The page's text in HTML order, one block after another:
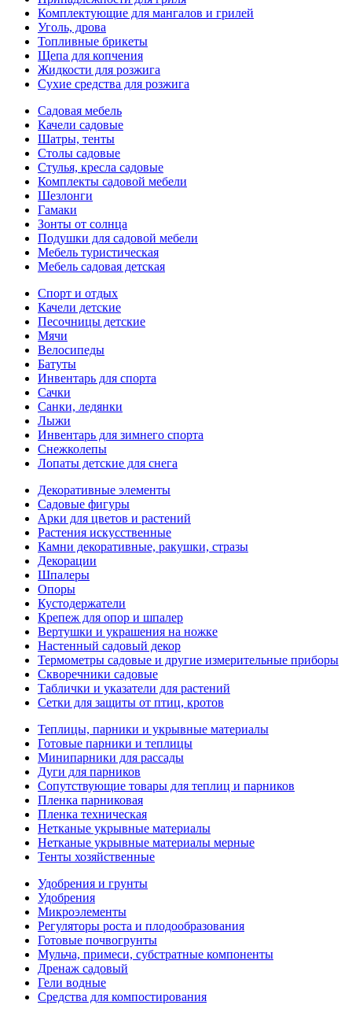
Комплектующие для мангалов и грилей
Уголь, дрова
Топливные брикеты
Щепа для копчения
Жидкости для розжига
Сухие средства для розжига
Садовая мебель
Качели садовые
Шатры, тенты
Столы садовые
Стулья, кресла садовые
Комплекты садовой мебели
Шезлонги
Гамаки
Зонты от солнца
Подушки для садовой мебели
Мебель туристическая
Мебель садовая детская
Спорт и отдых
Качели детские
Песочницы детские
Мячи
Велосипеды
Батуты
Инвентарь для спорта
Сачки
Санки, ледянки
Лыжи
Инвентарь для зимнего спорта
Снежколепы
Лопаты детские для снега
Декоративные элементы
Садовые фигуры
Арки для цветов и растений
Растения искусственные
Камни декоративные, ракушки, стразы
Декорации
Шпалеры
Опоры
Кустодержатели
Крепеж для опор и шпалер
Вертушки и украшения на ножке
Настенный садовый декор
Термометры садовые и другие измерительные приборы
Скворечники садовые
Таблички и указатели для растений
Сетки для защиты от птиц, кротов
Теплицы, парники и укрывные материалы
Готовые парники и теплицы
Минипарники для рассады
Дуги для парников
Сопутствующие товары для теплиц и парников
Пленка парниковая
Пленка техническая
Нетканые укрывные материалы
Нетканые укрывные материалы мерные
Тенты хозяйственные
Удобрения и грунты
Удобрения
Микроэлементы
Регуляторы роста и плодообразования
Готовые почвогрунты
Мульча, примеси, субстратные компоненты
Дренаж садовый
Гели водные
Средства для компостирования